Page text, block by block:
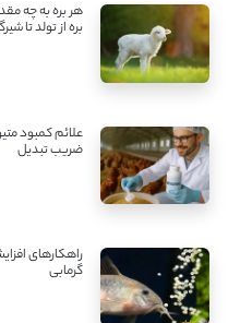
هر بره به چه
بره از تولد تا
علائم کمبود
ضریب تبدیل
راهکارهای
گرمابی